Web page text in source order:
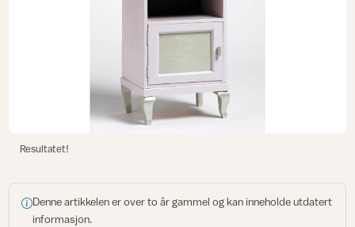
Resultatet!
Denne artikkelen er over to år gammel og kan inneholde utdatert
informasjon.